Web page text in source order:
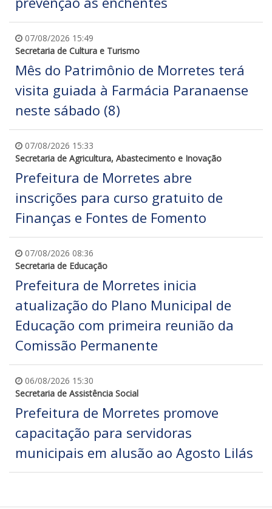
07/08/2026 15:49
Secretaria de Cultura e Turismo
Mês do Patrimônio de Morretes terá
visita guiada à Farmácia Paranaense
neste sábado (8)
07/08/2026 15:33
Secretaria de Agricultura, Abastecimento e Inovação
Prefeitura de Morretes abre
inscrições para curso gratuito de
Finanças e Fontes de Fomento
07/08/2026 08:36
Secretaria de Educação
Prefeitura de Morretes inicia
atualização do Plano Municipal de
Educação com primeira reunião da
Comissão Permanente
06/08/2026 15:30
Secretaria de Assistência Social
Prefeitura de Morretes promove
capacitação para servidoras
municipais em alusão ao Agosto Lilás